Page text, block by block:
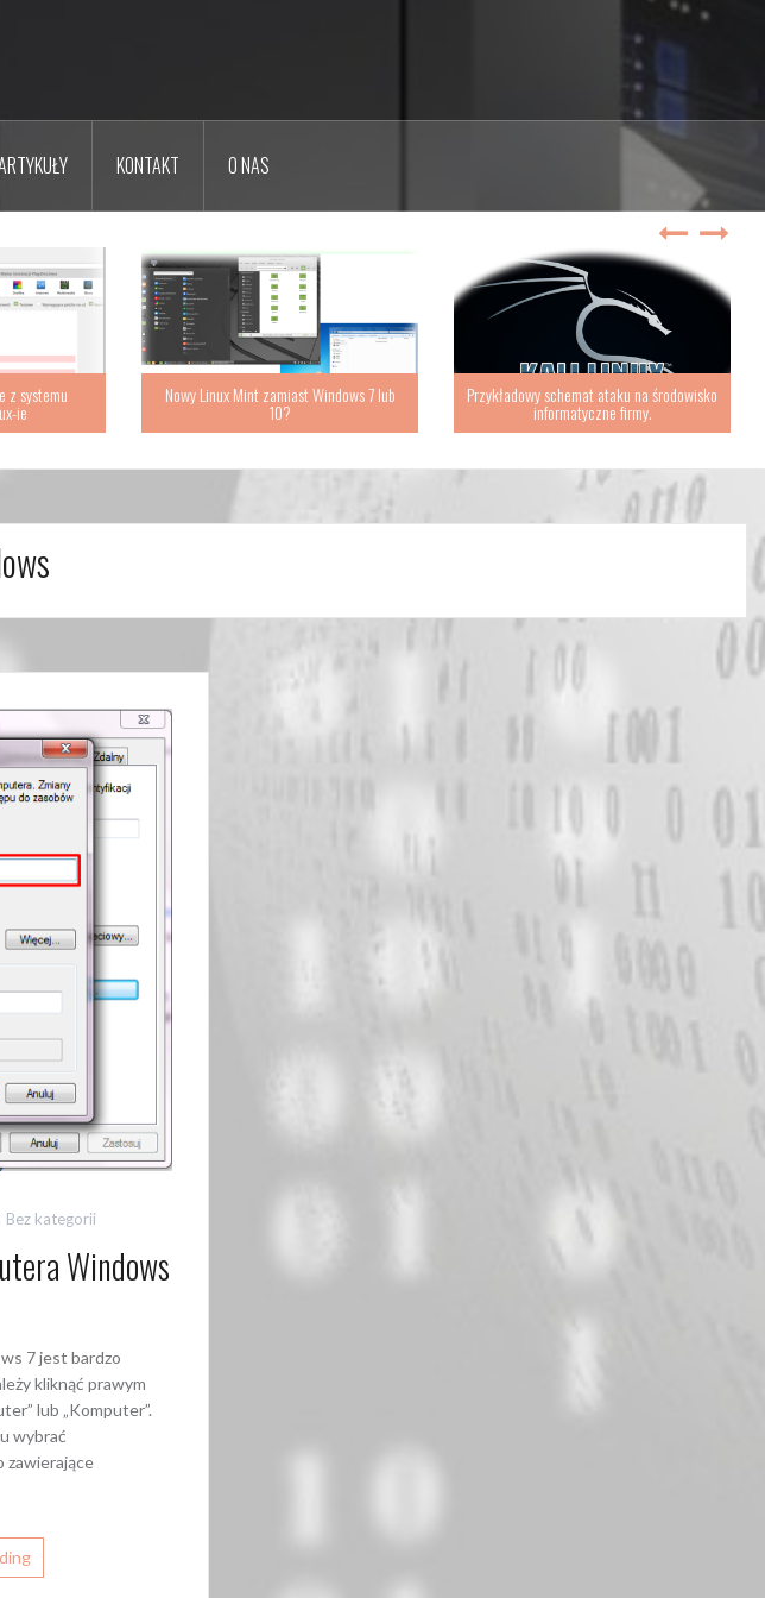
KONTAKT O NAS
z systemu
ie
Nowy Linux Mint zamiast Windows 7 lub
10?
Przykładowy schemat ataku na środowisko
informatyczne firmy.
Bez kategorii
Windows
7 jest bardzo
kliknąć prawym
lub „Komputer”.
wybrać
zawierające